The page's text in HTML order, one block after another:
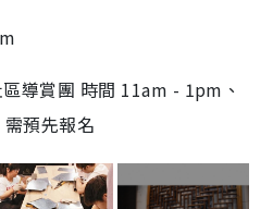
導賞團 時間 11am - 1pm、
預先報名